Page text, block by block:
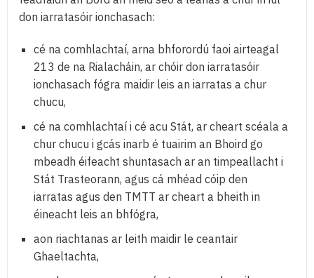
don iarratasóir ionchasach:
cé na comhlachtaí, arna bhforordú faoi airteagal
213 de na Rialacháin, ar chóir don iarratasóir
ionchasach fógra maidir leis an iarratas a chur
chucu,
cé na comhlachtaí i cé acu Stát, ar cheart scéala a
chur chucu i gcás inarb é tuairim an Bhoird go
mbeadh éifeacht shuntasach ar an timpeallacht i
Stát Trasteorann, agus cá mhéad cóip den
iarratas agus den TMTT ar cheart a bheith in
éineacht leis an bhfógra,
aon riachtanas ar leith maidir le ceantair
Ghaeltachta,